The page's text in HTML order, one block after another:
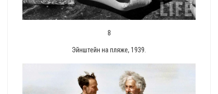
8
Эйнштейн на пляже, 1939.